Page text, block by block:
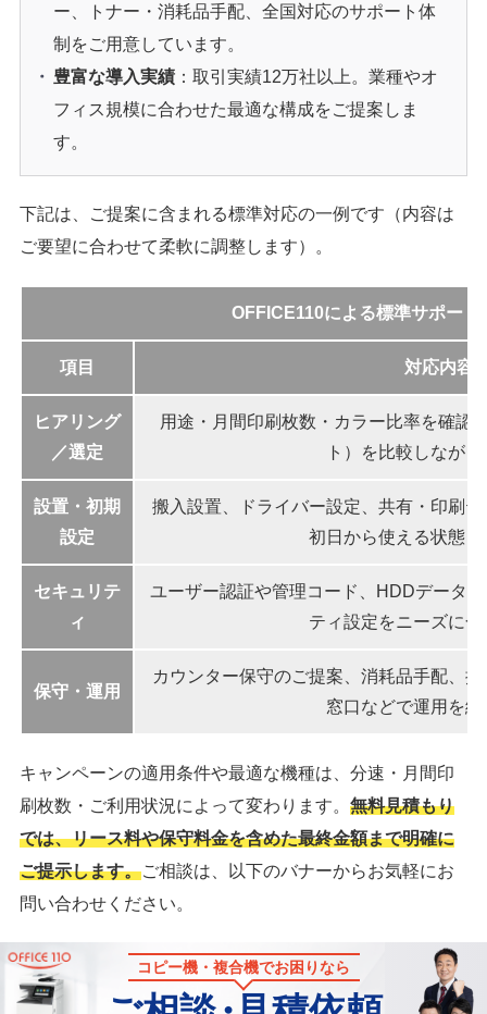
ー、トナー・消耗品手配、全国対応のサポート体
制をご用意しています。
豊富な導入実績：取引実績12万社以上。業種やオ
フィス規模に合わせた最適な構成をご提案しま
す。
下記は、ご提案に含まれる標準対応の一例です（内容は
ご要望に合わせて柔軟に調整します）。
OFFICE110による標準サポート
項目 対応内容
ヒアリング
／選定
用途・月間印刷枚数・カラー比率を確認
ト）を比較しなが
設置・初期
設定
搬入設置、ドライバー設定、共有・印刷
初日から使える状態
セキュリテ
ィ
ユーザー認証や管理コード、HDDデータ
ティ設定をニーズに
保守・運用
カウンター保守のご提案、消耗品手配、
窓口などで運用を
キャンペーンの適用条件や最適な機種は、分速・月間印
刷枚数・ご利用状況によって変わります。 無料見積もり
では、リース料や保守料金を含めた最終金額まで明確に
ご提示します。ご相談は、以下のバナーからお気軽にお
問い合わせください。
コピー機・複合機でお困りなら